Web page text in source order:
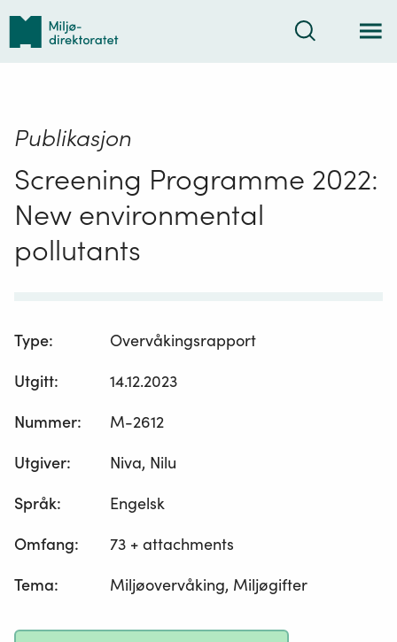
Tilbake
forsiden
Søk
Publikasjon
Screening Programme 2022:
New environmental
pollutants
Type:
Overvåkingsrapport
Utgitt:
14.12.2023
Nummer:
M-2612
Utgiver:
Niva, Nilu
Språk:
Engelsk
Omfang:
73 + attachments
Tema: Miljøovervåking, Miljøgifter